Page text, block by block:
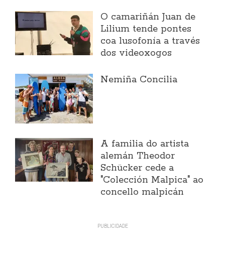
O camariñán Juan de
Lilium tende pontes
coa lusofonía a través
dos videoxogos
Nemiña Concilia
A familia do artista
alemán Theodor
Schücker cede a
"Colección Malpica" ao
concello malpicán